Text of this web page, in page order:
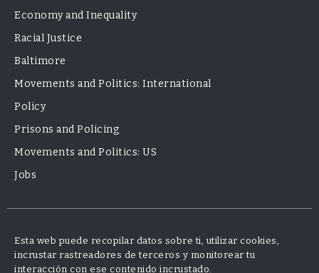
Economy and Inequality
Racial Justice
Baltimore
Movements and Politics: International
Policy
Prisons and Policing
Movements and Politics: US
Jobs
Esta web puede recopilar datos sobre ti, utilizar cookies,
incrustar rastreadores de terceros y monitorear tu
interacción con ese contenido incrustado.